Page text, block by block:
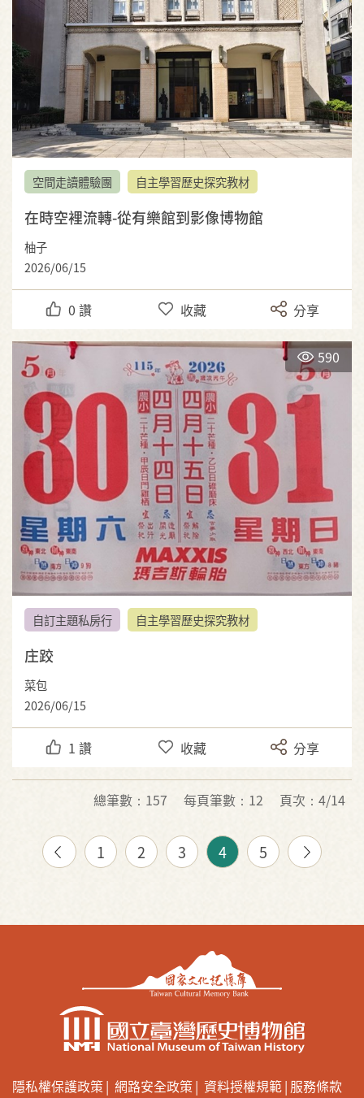
空間走讀體驗團 自主學習歷史探究教材
在時空裡流轉-從有樂館到影像博物館
柚子
2026/06/15
0 讚 收藏 分享
590
自訂主題私房行 自主學習歷史探究教材
庄跤
菜包
2026/06/15
1 讚 收藏 分享
總筆數：157 每頁筆數：12 頁次：4/14
1 2 3 4 5
隱私權保護政策 網路安全政策 資料授權規範 服務條款